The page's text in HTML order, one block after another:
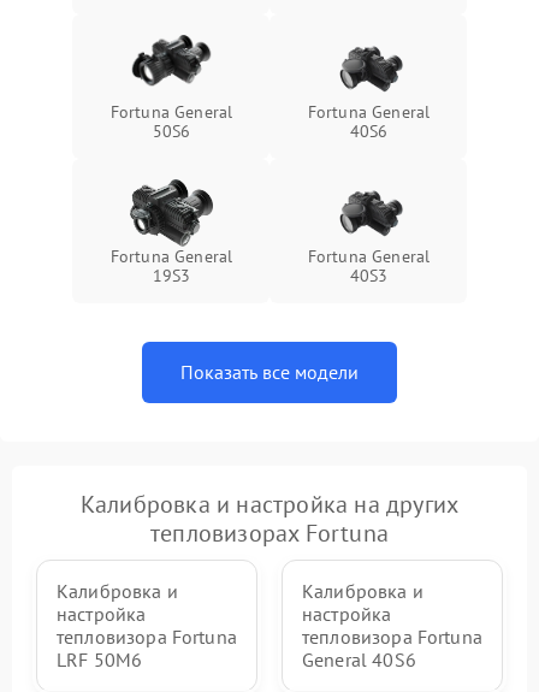
Fortuna General
50S6
Fortuna General
40S6
Fortuna General
19S3
Fortuna General
40S3
Показать все модели
Калибровка и настройка на других
тепловизорах Fortuna
Калибровка и
настройка
тепловизора Fortuna
LRF 50M6
Калибровка и
настройка
тепловизора Fortuna
General 40S6